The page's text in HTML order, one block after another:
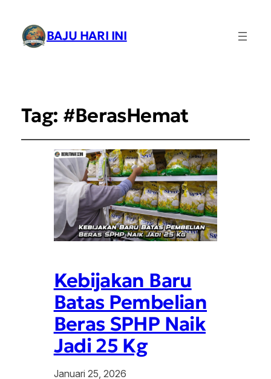
BAJU HARI INI
Tag: #BerasHemat
Kebijakan Baru
Batas Pembelian
Beras SPHP Naik
Jadi 25 Kg
Januari 25, 2026